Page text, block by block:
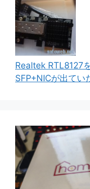
Realtek RTL8127
SFP+NICが出てい